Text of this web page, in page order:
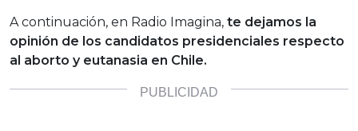
A continuación, en Radio Imagina, te dejamos la
opinión de los candidatos presidenciales respecto
al aborto y eutanasia en Chile.